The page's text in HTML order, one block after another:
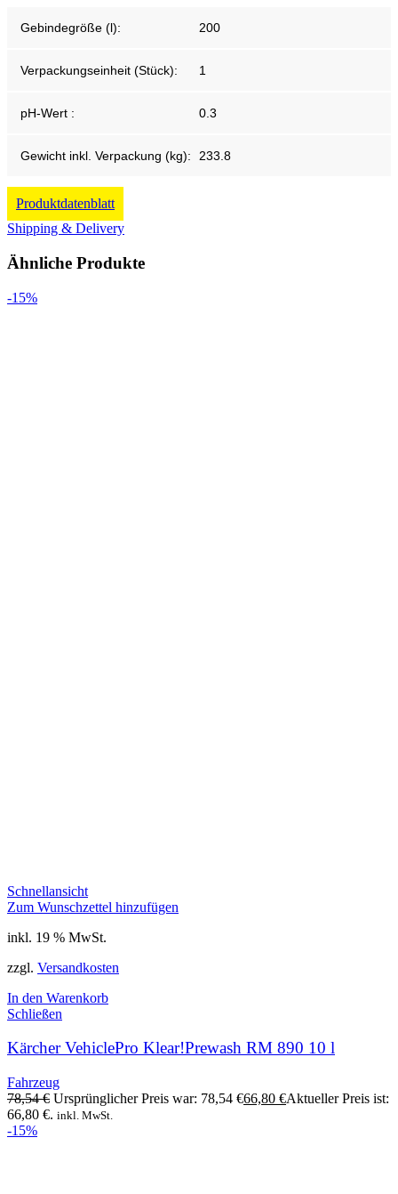
Gebindegröße (l): 200
Verpackungseinheit (Stück): 1
pH-Wert : 0.3
Gewicht inkl. Verpackung (kg): 233.8
Produktdatenblatt
Shipping & Delivery
Ähnliche Produkte
-15%
Schnellansicht
Zum Wunschzettel hinzufügen
inkl. 19 % MwSt.
zzgl. Versandkosten
In den Warenkorb
Schließen
Kärcher VehiclePro Klear!Prewash RM 890 10 l
Fahrzeug
78,54€ Ursprünglicher Preis war: 78,54 €66,80 €Aktueller Preis ist:
66,80 €. inkl. MwSt.
-15%